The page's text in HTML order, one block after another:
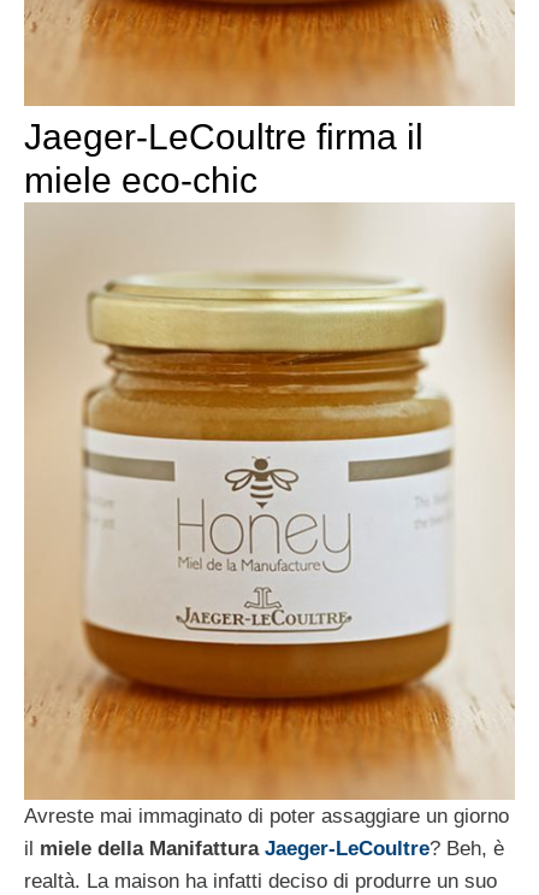
Jaeger-LeCoultre firma il
miele eco-chic
Avreste mai immaginato di poter assaggiare un giorno
il miele della Manifattura Jaeger-LeCoultre? Beh, è
realtà. La maison ha infatti deciso di produrre un suo